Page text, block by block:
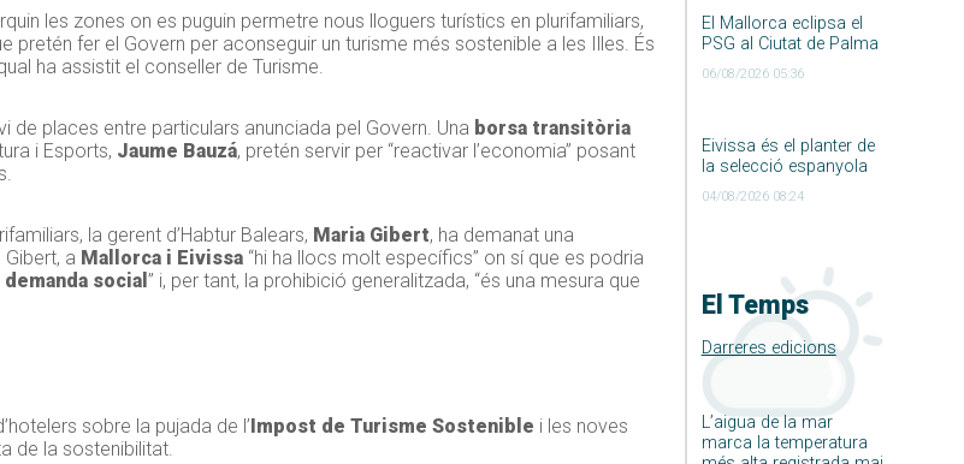
El Mallorca eclipsa el
PSG al Ciutat de Palma
06/08/2026 05:36
Eivissa és el planter de
la selecció espanyola
04/08/2026 08:24
El Temps
Darreres edicions
L’aigua de la mar
marca la temperatura
les zones on es puguin permetre nous lloguers turístics en plurifamiliars,
pretén fer el Govern per aconseguir un turisme més sostenible a les Illes. És
ha assistit el conseller de Turisme.
places entre particulars anunciada pel Govern. Una borsa transitòria
i Esports, Jaume Bauzá, pretén servir per “reactivar l’economia” posant
la gerent d’Habtur Balears, Maria Gibert, ha demanat una
a Mallorca i Eivissa “hi ha llocs molt específics” on sí que es podria
demanda social ” i, per tant, la prohibició generalitzada, “és una mesura que
sobre la pujada de l’ Impost de Turisme Sostenible i les noves
de la sostenibilitat.